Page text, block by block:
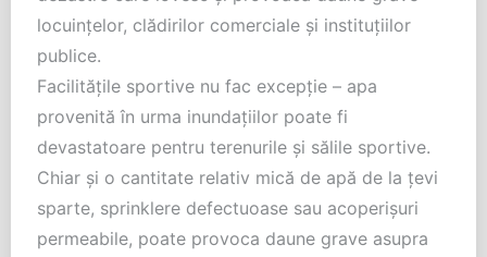
locuințelor, clădirilor comerciale și instituțiilor
publice.
Facilitățile sportive nu fac excepție – apa
provenită în urma inundațiilor poate fi
devastatoare pentru terenurile și sălile sportive.
Chiar și o cantitate relativ mică de apă de la țevi
sparte, sprinklere defectuoase sau acoperișuri
permeabile, poate provoca daune grave asupra